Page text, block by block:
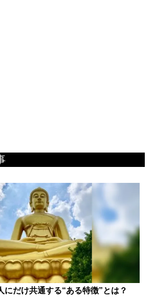
にだけ共通する“ある特徴”とは？